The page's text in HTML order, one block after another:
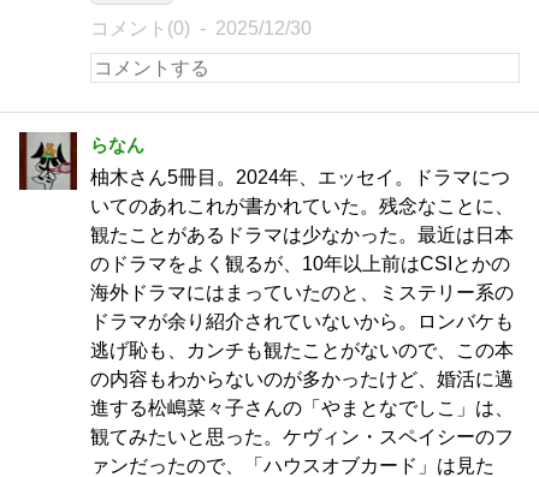
コメント(0) 2025/12/30
らなん
柚木さん5冊目。2024年、エッセイ。ドラマにつ
いてのあれこれが書かれていた。残念なことに、
観たことがあるドラマは少なかった。最近は日本
のドラマをよく観るが、10年以上前はCSIとかの
海外ドラマにはまっていたのと、ミステリー系の
ドラマが余り紹介されていないから。ロンバケも
逃げ恥も、カンチも観たことがないので、この本
の内容もわからないのが多かったけど、婚活に邁
進する松嶋菜々子さんの「やまとなでしこ」は、
観てみたいと思った。ケヴィン・スペイシーのフ
ァンだったので、「ハウスオブカード」は見た